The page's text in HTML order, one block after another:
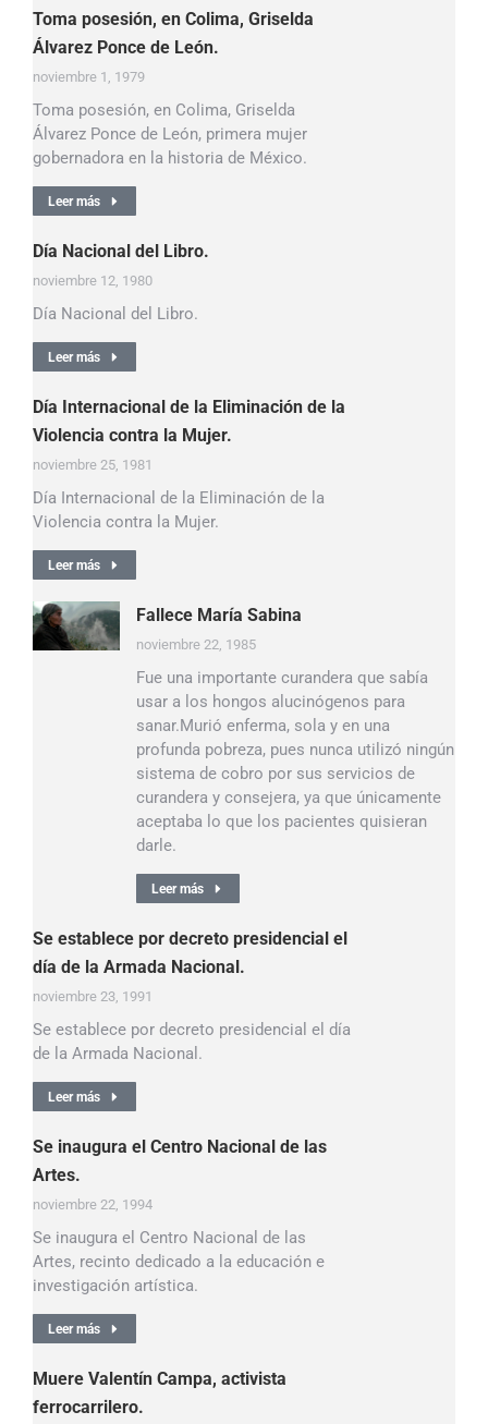
Toma posesión, en Colima, Griselda
Álvarez Ponce de León.
noviembre 1, 1979
Toma posesión, en Colima, Griselda
Álvarez Ponce de León, primera mujer
gobernadora en la historia de México.
Leer más
Día Nacional del Libro.
noviembre 12, 1980
Día Nacional del Libro.
Leer más
Día Internacional de la Eliminación de la
Violencia contra la Mujer.
noviembre 25, 1981
Día Internacional de la Eliminación de la
Violencia contra la Mujer.
Leer más
Fallece María Sabina
noviembre 22, 1985
Fue una importante curandera que sabía
usar a los hongos alucinógenos para
sanar.Murió enferma, sola y en una
profunda pobreza, pues nunca utilizó ningún
sistema de cobro por sus servicios de
curandera y consejera, ya que únicamente
aceptaba lo que los pacientes quisieran
darle.
Leer más
Se establece por decreto presidencial el
día de la Armada Nacional.
noviembre 23, 1991
Se establece por decreto presidencial el día
de la Armada Nacional.
Leer más
Se inaugura el Centro Nacional de las
Artes.
noviembre 22, 1994
Se inaugura el Centro Nacional de las
Artes, recinto dedicado a la educación e
investigación artística.
Leer más
Muere Valentín Campa, activista
ferrocarrilero.